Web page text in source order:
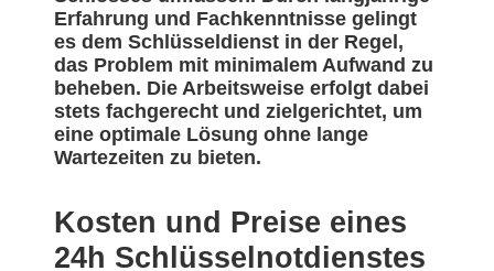
Erfahrung und Fachkenntnisse gelingt
es dem Schlüsseldienst in der Regel,
das Problem mit minimalem Aufwand zu
beheben. Die Arbeitsweise erfolgt dabei
stets fachgerecht und zielgerichtet, um
eine optimale Lösung ohne lange
Wartezeiten zu bieten.
Kosten und Preise eines
24h Schlüsselnotdienstes